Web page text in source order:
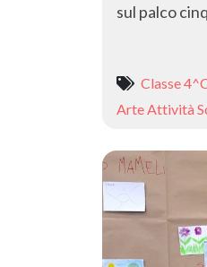
sul palco
Classe
ArteAttività